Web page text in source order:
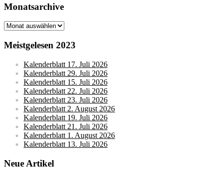
Monatsarchive
Monatsarchive
Meistgelesen 2023
Kalenderblatt 17. Juli 2026
Kalenderblatt 29. Juli 2026
Kalenderblatt 15. Juli 2026
Kalenderblatt 22. Juli 2026
Kalenderblatt 23. Juli 2026
Kalenderblatt 2. August 2026
Kalenderblatt 19. Juli 2026
Kalenderblatt 21. Juli 2026
Kalenderblatt 1. August 2026
Kalenderblatt 13. Juli 2026
Neue Artikel